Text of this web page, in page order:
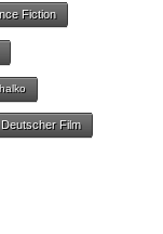
Fiction
Deutscher Film